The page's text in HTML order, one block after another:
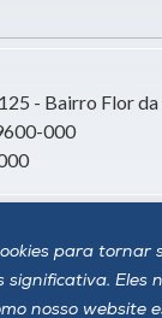
para tornar
significativa. Eles
nosso website
- Bairro Flor da
000